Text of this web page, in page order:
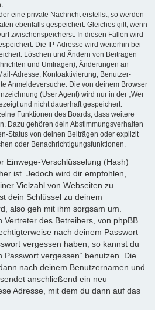
eine private Nachricht erstellst, so werden
ebenfalls gespeichert. Gleiches gilt, wenn
zwischenspeicherst. In diesen Fällen wird
Die IP-Adresse wird weiterhin bei
Löschen und Ändern von Beiträgen
und Umfragen), Änderungen an
Adresse, Kontoaktivierung, Benutzer-
Anmeldeversuche. Die von deinem Browser
(User Agent) wird nur in der „Wer
und nicht dauerhaft gespeichert.
Funktionen des Boards, dass weitere
Dazu gehören dein Abstimmungsverhalten
Status von deinen Beiträgen oder explizit
oder Benachrichtigungsfunktionen.
Einwege-Verschlüsselung (Hash)
ist. Jedoch wird dir empfohlen,
Vielzahl von Webseiten zu
dein Schlüssel zu deinem
also geh mit ihm sorgsam um.
Vertreter des Betreibers, von phpBB
nach deinem Passwort
vergessen haben, so kannst du
Passwort vergessen“ benutzen. Die
nach deinem Benutzernamen und
anschließend ein neu
Adresse, mit dem du dann auf das